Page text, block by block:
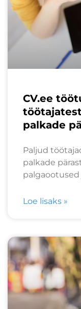
CV.ee
palkade
Paljud
palkade
Loe lisaks »